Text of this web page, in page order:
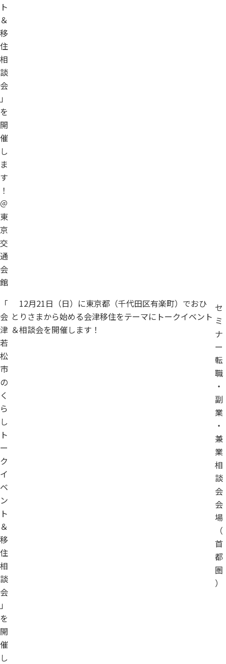
ト
＆
移
住
相
談
会
」
を
開
催
し
ま
す
！
＠
東
京
交
通
会
館
「
会
津
若
松
市
の
く
ら
し
ト
ー
ク
イ
ベ
ン
ト
＆
移
住
相
談
会
」
を
開
催
し
12月21日（日）に東京都（千代田区有楽町）でおひ
とりさまから始める会津移住をテーマにトークイベント
＆相談会を開催します！
セ
ミ
ナ
ー
転
職
・
副
業
・
兼
業
相
談
会
会
場
（
首
都
圏
）